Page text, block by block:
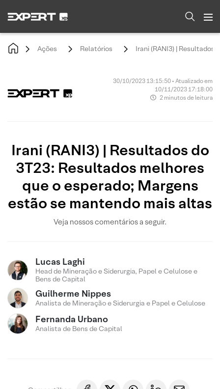
Ações Relatórios Irani (RANI3) |
30/10/2023 13:15:50 • Atualizado em
10/11/2023 17:18:00
2 minutos de leitura
Irani (RANI3) | Resultados do
3T23: Resultados melhores
que o esperado; Margens
estão se mantendo mais altas
Veja nossos comentários a seguir.
Lucas Laghi
Head de Mineração e Siderurgia, Papel e Celulose e
Bens de Capital
Guilherme Nippes
Analista de Mineração e Siderurgia e Papel e Celulose
Fernanda Urbano
Analista de Bens de Capital